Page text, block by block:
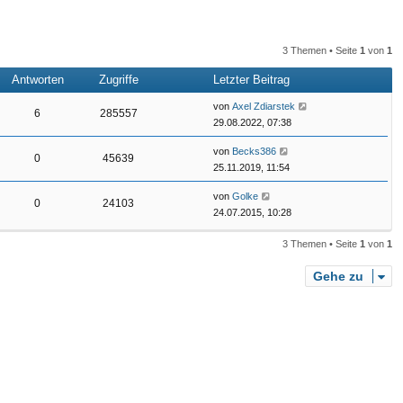
3 Themen • Seite 1 von 1
Antworten Zugriffe Letzter Beitrag
6 285557
von Axel Zdiarstek
29.08.2022, 07:38
0 45639
von Becks386
25.11.2019, 11:54
0 24103
von Golke
24.07.2015, 10:28
3 Themen • Seite 1 von 1
Gehe zu